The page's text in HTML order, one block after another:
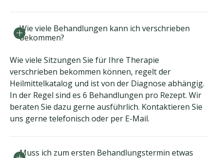
Wie viele Behandlungen kann ich verschrieben
bekommen?
Wie viele Sitzungen Sie für Ihre Therapie
verschrieben bekommen können, regelt der
Heilmittelkatalog und ist von der Diagnose abhängig.
In der Regel sind es 6 Behandlungen pro Rezept. Wir
beraten Sie dazu gerne ausführlich. Kontaktieren Sie
uns gerne telefonisch oder per E-Mail.
Muss ich zum ersten Behandlungstermin etwas